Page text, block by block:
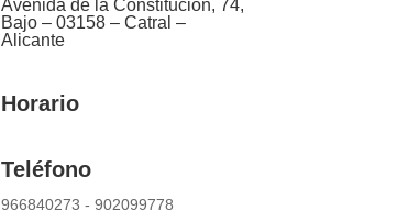
Avenida de la Constitución, 74,
Bajo – 03158 – Catral –
Alicante
Horario
Teléfono
966840273 - 902099778